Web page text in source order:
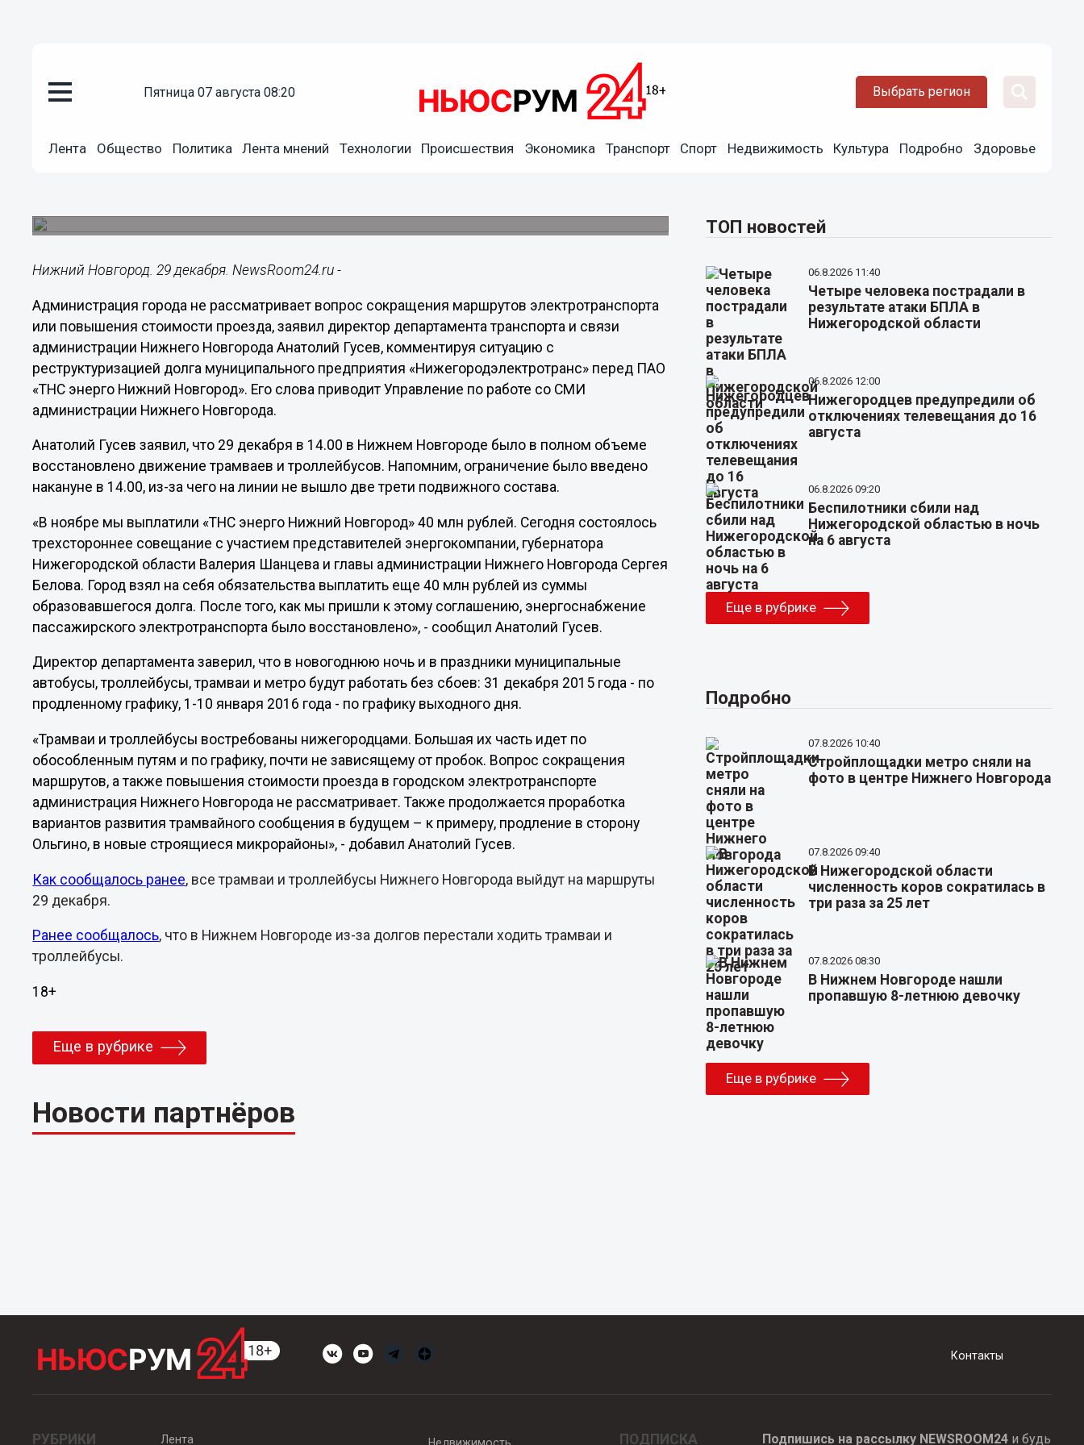
пятница 07 августа 08:20 Выбрать регион
Лента Общество Политика Лента мнений Технологии Происшествия Экономика Транспорт Спорт Недвижимость Культура Подробно Здоровье
29.12.2015 14:44
Горадминистрация не рассматривает вопрос сокращения
маршрутов электротранспорта или повышения стоимости
Нижний Новгород. 29 декабря. NewsRoom24.ru -
Администрация города не рассматривает вопрос сокращения маршрутов электротранспорта
или повышения стоимости проезда, заявил директор департамента транспорта и связи
администрации Нижнего Новгорода Анатолий Гусев, комментируя ситуацию с
реструктуризацией долга муниципального предприятия «Нижегородэлектротранс» перед ПАО
«ТНС энерго Нижний Новгород». Его слова приводит Управление по работе со СМИ
администрации Нижнего Новгорода.
Анатолий Гусев заявил, что 29 декабря в 14.00 в Нижнем Новгороде было в полном объеме
восстановлено движение трамваев и троллейбусов. Напомним, ограничение было введено
накануне в 14.00, из-за чего на линии не вышло две трети подвижного состава.
«В ноябре мы выплатили «ТНС энерго Нижний Новгород» 40 млн рублей. Сегодня состоялось
трехстороннее совещание с участием представителей энергокомпании, губернатора
Нижегородской области Валерия Шанцева и главы администрации Нижнего Новгорода Сергея
Белова. Город взял на себя обязательства выплатить еще 40 млн рублей из суммы
образовавшегося долга. После того, как мы пришли к этому соглашению, энергоснабжение
пассажирского электротранспорта было восстановлено», - сообщил Анатолий Гусев.
Директор департамента заверил, что в новогоднюю ночь и в праздники муниципальные
автобусы, троллейбусы, трамваи и метро будут работать без сбоев: 31 декабря 2015 года - по
продленному графику, 1-10 января 2016 года - по графику выходного дня.
«Трамваи и троллейбусы востребованы нижегородцами. Большая их часть идет по
обособленным путям и по графику, почти не зависящему от пробок. Вопрос сокращения
маршрутов, а также повышения стоимости проезда в городском электротранспорте
администрация Нижнего Новгорода не рассматривает. Также продолжается проработка
вариантов развития трамвайного сообщения в будущем – к примеру, продление в сторону
Ольгино, в новые строящиеся микрорайоны», - добавил Анатолий Гусев.
Как сообщалось ранее, все трамваи и троллейбусы Нижнего Новгорода выйдут на маршруты
29 декабря.
Ранее сообщалось, что в Нижнем Новгороде из-за долгов перестали ходить трамваи и
троллейбусы.
18+
Еще в рубрике
Новости партнёров
ТОП новостей
06.8.2026 11:40
Четыре человека пострадали в
результате атаки БПЛА в
Нижегородской области
06.8.2026 12:00
Нижегородцев предупредили об
отключениях телевещания до 16
августа
06.8.2026 09:20
Беспилотники сбили над
Нижегородской областью в ночь
на 6 августа
Еще в рубрике
Подробно
07.8.2026 10:40
Стройплощадки метро сняли на
фото в центре Нижнего Новгорода
07.8.2026 09:40
В Нижегородской области
численность коров сократилась в
три раза за 25 лет
07.8.2026 08:30
В Нижнем Новгороде нашли
пропавшую 8-летнюю девочку
Еще в рубрике
Контакты
РУБРИКИ Лента ПОДПИСКА Подпишись на рассылку NEWSROOM24и будь